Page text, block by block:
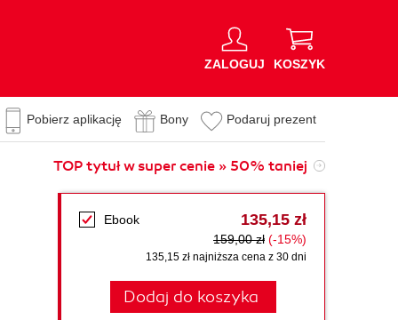
ZALOGUJ KOSZYK
Pobierz aplikację Bony Podaruj prezent
TOP tytuł w super cenie » 50% taniej
Ebook 135,15 zł
159,00 zł (-15%)
135,15 zł najniższa cena z 30 dni
Dodaj do koszyka